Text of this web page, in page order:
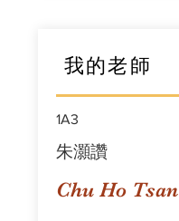
我的老師
1A3
朱灝讚
Chu Ho Tsan